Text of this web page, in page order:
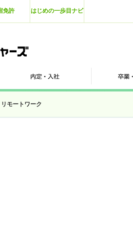
免許 はじめの一歩目ナビ
リモートワーク